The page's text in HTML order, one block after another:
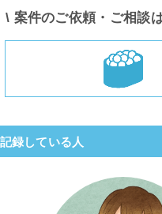
\ 案件のご依頼・ご相談
記録している人